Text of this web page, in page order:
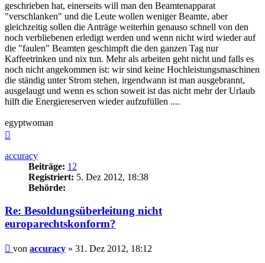
geschrieben hat, einerseits will man den Beamtenapparat
"verschlanken" und die Leute wollen weniger Beamte, aber
gleichzeitig sollen die Anträge weiterhin genauso schnell von den
noch verbliebenen erledigt werden und wenn nicht wird wieder auf
die "faulen" Beamten geschimpft die den ganzen Tag nur
Kaffeetrinken und nix tun. Mehr als arbeiten geht nicht und falls es
noch nicht angekommen ist: wir sind keine Hochleistungsmaschinen
die ständig unter Strom stehen, irgendwann ist man ausgebrannt,
ausgelaugt und wenn es schon soweit ist das nicht mehr der Urlaub
hilft die Energiereserven wieder aufzufüllen ....
egyptwoman
accuracy
Beiträge: 12
Registriert: 5. Dez 2012, 18:38
Behörde:
Re: Besoldungsüberleitung nicht
europarechtskonform?
Beitrag
von accuracy » 31. Dez 2012, 18:12